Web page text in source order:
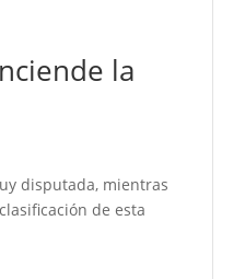
la
disputada, mientras
de esta